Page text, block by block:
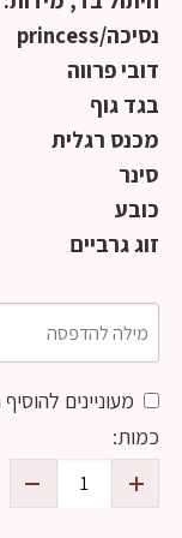
נסיכה/princess
דובי פרווה
בגד גוף
מכנס רגלית
סינר
כובע
זוג גרביים
מעוניינים
כמות: